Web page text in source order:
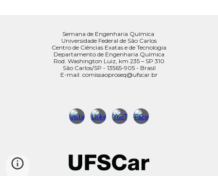
Semana de Engenharia Química
Universidade Federal de São Carlos
Centro de Ciências Exatas e de Tecnologia
Departamento de Engenharia Química
Rod. Washington Luiz, km 235 – SP 310
São Carlos/SP - 13565-905 - Brasil
E-mail: comissaoproseq@ufscar.br